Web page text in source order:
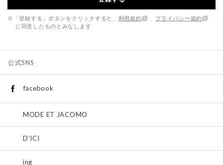
※「登録する」ボタンをクリックすると、 利用規約
プライバシー規約
に同意したものとみなします
公式SNS
facebook
MODE ET JACOMO
D'ICI
ing